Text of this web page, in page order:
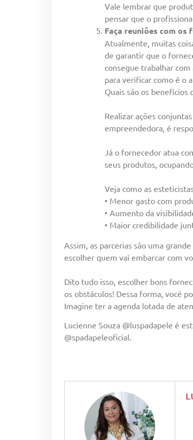
Vale lembrar que
pensar que o
Faça reuniões com os
Atualmente, muitas
de garantir que o
consegue trabalhar
para verificar como é o
Quais são os benefícios
Realizar ações
empreendedora, é
Já o fornecedor atua
seus produtos,
Veja como as
• Menor gasto com
• Aumento da
• Maior credibilidade
Assim, as parcerias são uma
escolher quem vai embarcar com
Dito tudo isso, escolher bons
os obstáculos! Dessa forma, você
Imagine ter a agenda lotada de
Lucienne Souza @luspadapele é
@spadapeleoficial.